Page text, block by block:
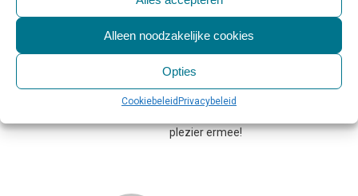
Alleen noodzakelijke cookies
Opties
Cookiebeleid Privacybeleid
waaraan u dan bent
overgeleverd:
https://www.youtube.com/watch?
v=J-oDpao9_GY
Dat is de brandstapel
plezier ermee!